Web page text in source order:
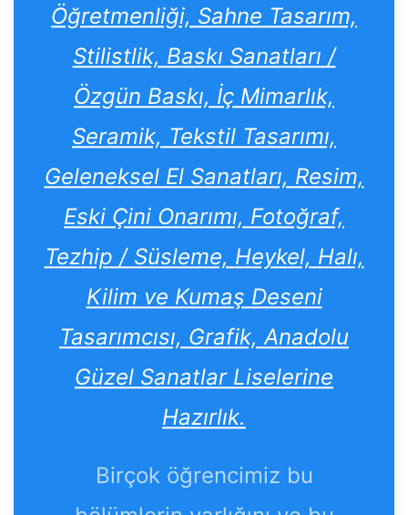
Öğretmenliği, Sahne Tasarım,
Stilistlik, Baskı Sanatları /
Özgün Baskı, İç Mimarlık,
Seramik, Tekstil Tasarımı,
Geleneksel El Sanatları, Resim,
Eski Çini Onarımı, Fotoğraf,
Tezhip / Süsleme, Heykel, Halı,
Kilim ve Kumaş Deseni
Tasarımcısı, Grafik, Anadolu
Güzel Sanatlar Liselerine
Hazırlık.
Birçok öğrencimiz bu